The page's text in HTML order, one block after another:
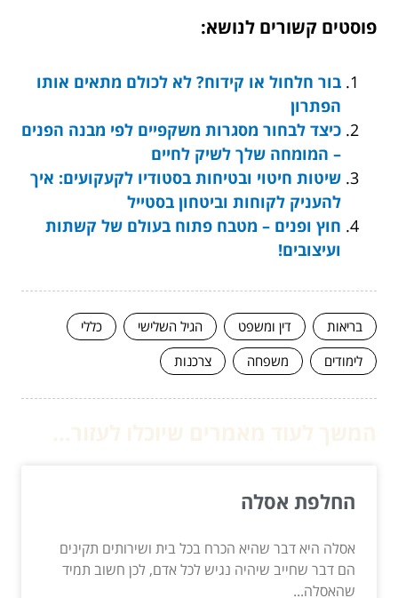
פוסטים קשורים לנושא:
בור חלחול או קידוח? לא לכולם מתאים אותו
הפתרון
כיצד לבחור מסגרות משקפיים לפי מבנה הפנים
– המומחה שלך לשיק לחיים
שיטות חיטוי ובטיחות בסטודיו לקעקועים: איך
להעניק לקוחות וביטחון בסטייל
חוץ ופנים – מטבח פתוח בעולם של קשתות
ועיצובים!
בריאות דין ומשפט הגיל השלישי
כללי
לימודים
משפחה צרכנות
החלפת אסלה
אסלה היא דבר שהיא הכרח בכל בית ושירותים תקינים
הם דבר שחייב שיהיה נגיש לכל אדם, לכן חשוב תמיד
שהאסלה...